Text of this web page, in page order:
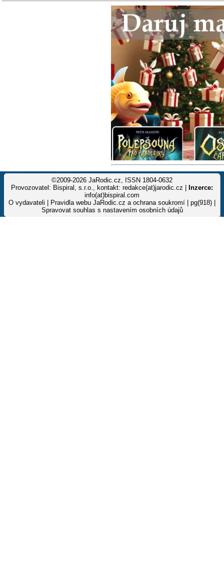
©2009-2026 JaRodic.cz, ISSN 1804-0632
Provozovatel: Bispiral, s.r.o., kontakt: redakce(at)jarodic.cz |
Inzerce:
info(at)bispiral.com
O vydavateli
Pravidla webu JaRodic.cz a ochrana soukromí | pg(918) |
Spravovat souhlas s nastavením osobních údajů